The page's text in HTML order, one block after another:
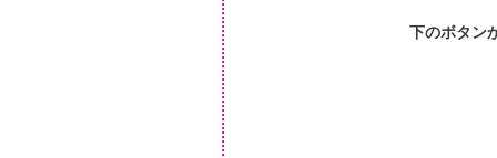
下のボタン